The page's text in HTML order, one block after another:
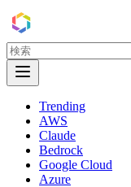
Trending
AWS
Claude
Bedrock
Google Cloud
Azure